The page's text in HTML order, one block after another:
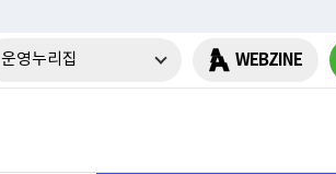
운영누리집 WEBZINE